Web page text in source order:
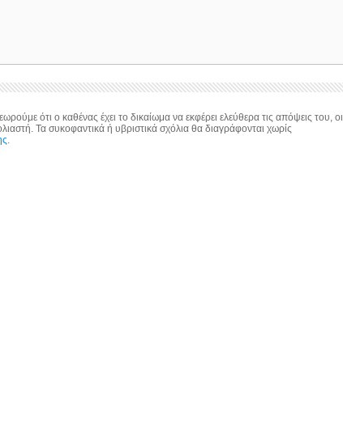
ότι ο καθένας έχει το δικαίωμα να εκφέρει ελεύθερα τις απόψεις του, οι
Τα συκοφαντικά ή υβριστικά σχόλια θα διαγράφονται χωρίς